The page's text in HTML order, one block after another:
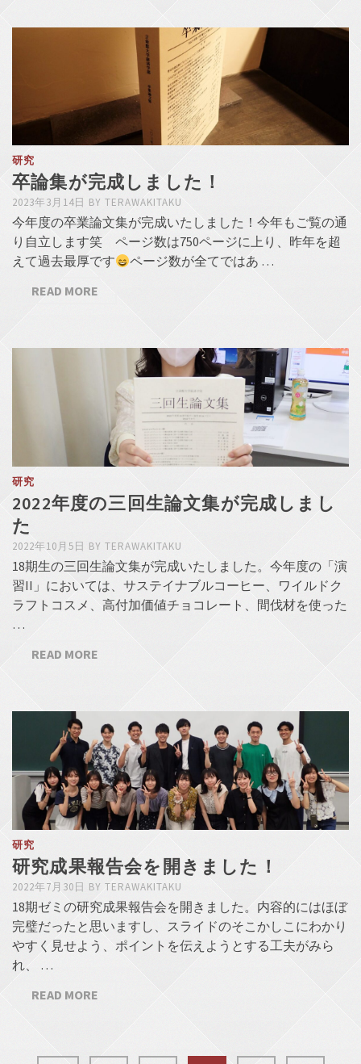
研究
卒論集が完成しました！
2023年3月14日 BY TERAWAKITAKU
今年度の卒業論文集が完成いたしました！今年もご覧の通
り自立します笑 ページ数は750ページに上り、昨年を超
えて過去最厚です
ページ数が全てではあ …
READ MORE
研究
2022年度の三回生論文集が完成しまし
た
2022年10月5日 BY TERAWAKITAKU
18期生の三回生論文集が完成いたしました。今年度の「演
習II」においては、サステイナブルコーヒー、ワイルドク
ラフトコスメ、高付加価値チョコレート、間伐材を使った
…
READ MORE
研究
研究成果報告会を開きました！
2022年7月30日 BY TERAWAKITAKU
18期ゼミの研究成果報告会を開きました。内容的にはほぼ
完璧だったと思いますし、スライドのそこかしこにわかり
やすく見せよう、ポイントを伝えようとする工夫がみら
れ、 …
READ MORE